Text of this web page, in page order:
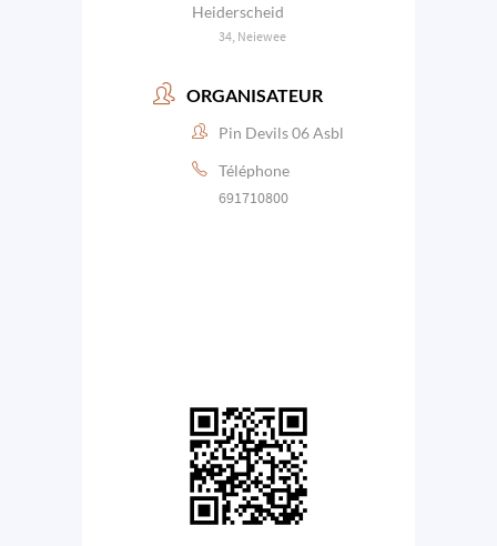
Heiderscheid
34, Neiewee
ORGANISATEUR
Pin Devils 06 Asbl
Téléphone
691710800